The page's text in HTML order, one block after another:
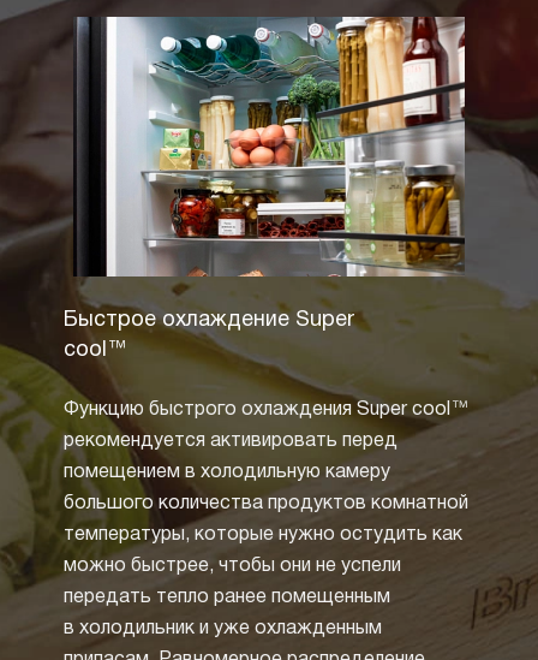
Быстрое охлаждение Super
cool™
Функцию быстрого охлаждения Super cool™
рекомендуется активировать перед
помещением в холодильную камеру
большого количества продуктов комнатной
температуры, которые нужно остудить как
можно быстрее, чтобы они не успели
передать тепло ранее помещенным
в холодильник и уже охлажденным
от